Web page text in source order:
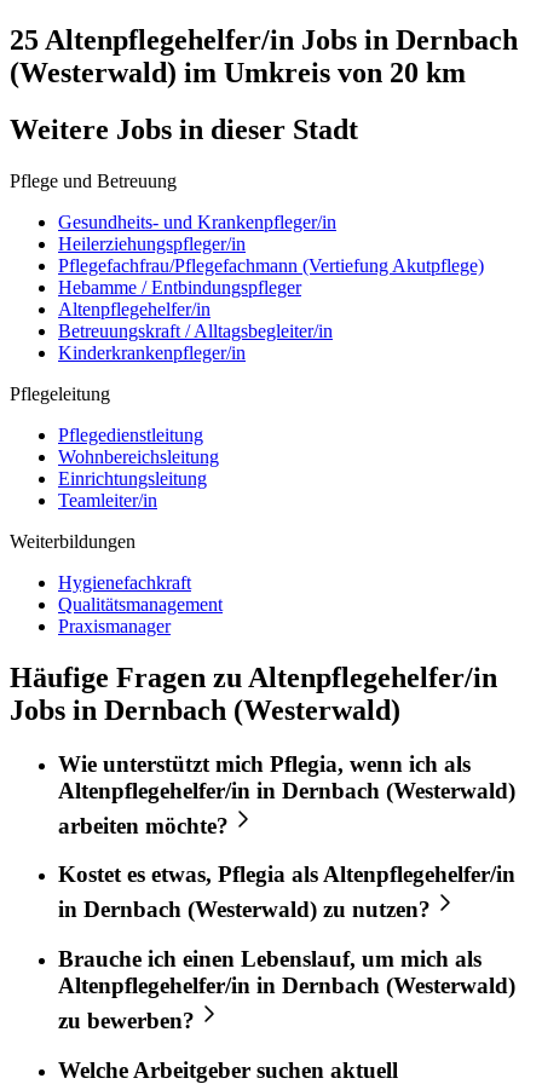
25 Altenpflegehelfer/in Jobs in Dernbach
(Westerwald) im Umkreis von 20 km
Weitere Jobs in dieser Stadt
Pflege und Betreuung
Gesundheits- und Krankenpfleger/in
Heilerziehungspfleger/in
Pflegefachfrau/Pflegefachmann (Vertiefung Akutpflege)
Hebamme / Entbindungspfleger
Altenpflegehelfer/in
Betreuungskraft / Alltagsbegleiter/in
Kinderkrankenpfleger/in
Pflegeleitung
Pflegedienstleitung
Wohnbereichsleitung
Einrichtungsleitung
Teamleiter/in
Weiterbildungen
Hygienefachkraft
Qualitätsmanagement
Praxismanager
Häufige Fragen zu Altenpflegehelfer/in
Jobs in Dernbach (Westerwald)
Wie unterstützt mich Pflegia, wenn ich als
Altenpflegehelfer/in in Dernbach (Westerwald)
arbeiten möchte?
Kostet es etwas, Pflegia alsAltenpflegehelfer/in
in Dernbach (Westerwald) zu nutzen?
Brauche ich einen Lebenslauf, um mich als
Altenpflegehelfer/in in Dernbach (Westerwald)
zu bewerben?
Welche Arbeitgeber suchen aktuell